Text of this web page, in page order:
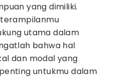
yang dimiliki.
utama dalam
bahwa hal
dan modal yang
untukmu dalam